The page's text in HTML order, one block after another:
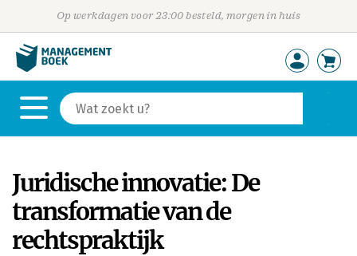
Op werkdagen voor 23:00 besteld, morgen in huis
Juridische innovatie: De
transformatie van de
rechtspraktijk